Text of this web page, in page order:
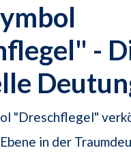
-
"Dreschflegel"
in der